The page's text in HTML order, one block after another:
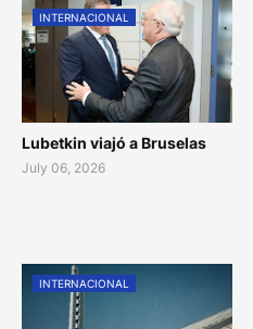
INTERNACIONAL
Lubetkin viajó a Bruselas
July 06, 2026
INTERNACIONAL